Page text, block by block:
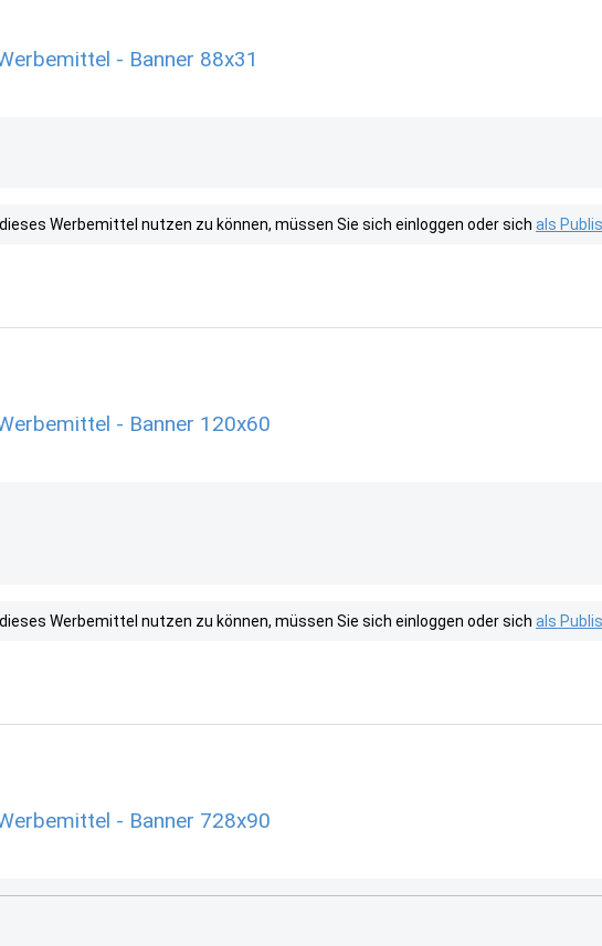
- Banner 88x31
Werbemittel nutzen zu können, müssen Sie sich einloggen oder sich als
- Banner 120x60
Werbemittel nutzen zu können, müssen Sie sich einloggen oder sich als
- Banner 728x90